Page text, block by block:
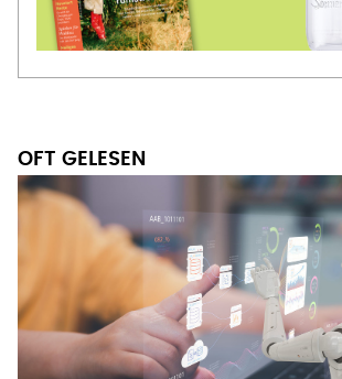
OFT GELESEN
HILFE FÜR ARBEIT UND